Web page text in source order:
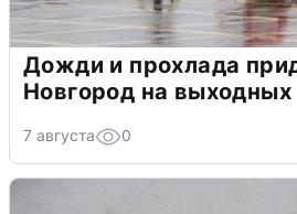
Дожди и прохлада
Новгород на выходных
7 августа 0